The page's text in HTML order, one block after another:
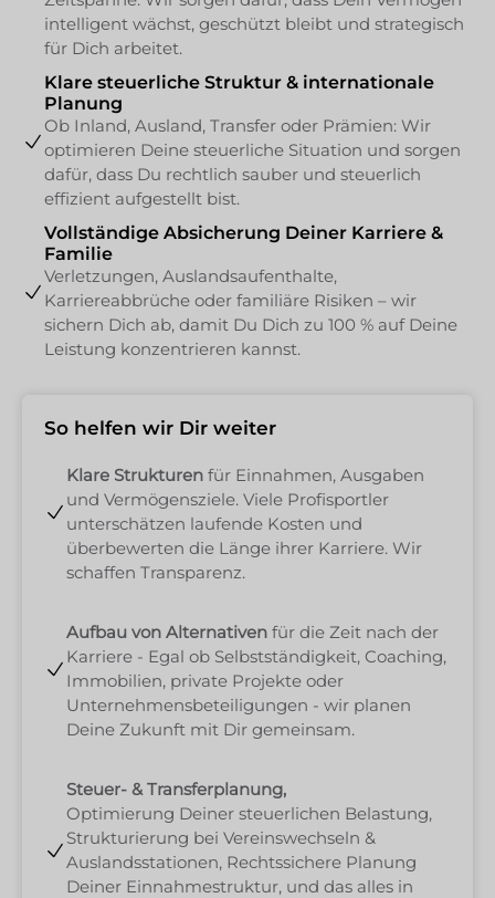
intelligent wächst, geschützt bleibt und strategisch
für Dich arbeitet.
Klare steuerliche Struktur & internationale
Planung
Ob Inland, Ausland, Transfer oder Prämien: Wir
optimieren Deine steuerliche Situation und sorgen
dafür, dass Du rechtlich sauber und steuerlich
effizient aufgestellt bist.
Vollständige Absicherung Deiner Karriere &
Familie
Verletzungen, Auslandsaufenthalte,
Karriereabbrüche oder familiäre Risiken – wir
sichern Dich ab, damit Du Dich zu 100 % auf Deine
Leistung konzentrieren kannst.
So helfen wir Dir weiter
Klare Strukturen für Einnahmen, Ausgaben
und Vermögensziele. Viele Profisportler
unterschätzen laufende Kosten und
überbewerten die Länge ihrer Karriere. Wir
schaffen Transparenz.
Aufbau von Alternativen für die Zeit nach der
Karriere - Egal ob Selbstständigkeit, Coaching,
Immobilien, private Projekte oder
Unternehmensbeteiligungen - wir planen
Deine Zukunft mit Dir gemeinsam.
Steuer- & Transferplanung,
Optimierung Deiner steuerlichen Belastung,
Strukturierung bei Vereinswechseln &
Auslandsstationen, Rechtssichere Planung
Deiner Einnahmestruktur, und das alles in